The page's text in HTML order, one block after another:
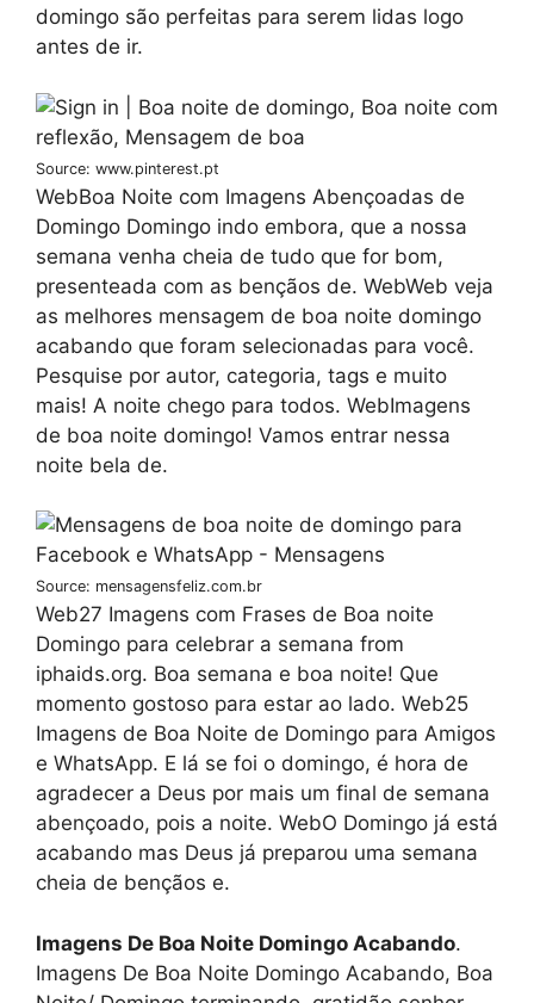
domingo são perfeitas para serem lidas logo
antes de ir.
Source: www.pinterest.pt
WebBoa Noite com Imagens Abençoadas de
Domingo Domingo indo embora, que a nossa
semana venha cheia de tudo que for bom,
presenteada com as bençãos de. WebWeb veja
as melhores mensagem de boa noite domingo
acabando que foram selecionadas para você.
Pesquise por autor, categoria, tags e muito
mais! A noite chego para todos. WebImagens
de boa noite domingo! Vamos entrar nessa
noite bela de.
Source: mensagensfeliz.com.br
Web27 Imagens com Frases de Boa noite
Domingo para celebrar a semana from
iphaids.org. Boa semana e boa noite! Que
momento gostoso para estar ao lado. Web25
Imagens de Boa Noite de Domingo para Amigos
e WhatsApp. E lá se foi o domingo, é hora de
agradecer a Deus por mais um final de semana
abençoado, pois a noite. WebO Domingo já está
acabando mas Deus já preparou uma semana
cheia de bençãos e.
Imagens De Boa Noite Domingo Acabando.
Imagens De Boa Noite Domingo Acabando, Boa